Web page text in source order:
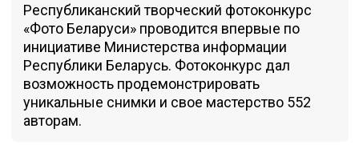
Республиканский творческий фотоконкурс
«Фото Беларуси» проводится впервые по
инициативе Министерства информации
Республики Беларусь. Фотоконкурс дал
возможность продемонстрировать
уникальные снимки и свое мастерство 552
авторам.